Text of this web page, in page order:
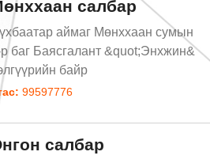
салбар
аймаг Мөнххаан сумын
баг Баясгалант &quot;Энхжин&
байр
99597776
салбар